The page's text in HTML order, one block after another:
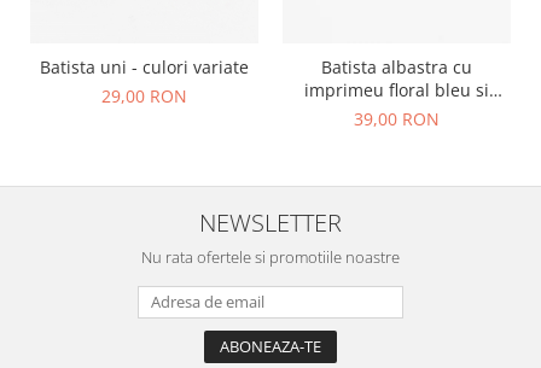
Batista uni - culori variate
29,00 RON
Batista albastra cu
imprimeu floral bleu si
negru
39,00 RON
NEWSLETTER
Nu rata ofertele si promotiile noastre